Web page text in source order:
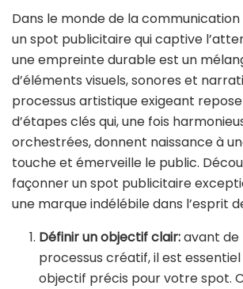
Dans le monde de la
un spot publicitaire qui captive
une empreinte durable est un
d’éléments visuels, sonores et
processus artistique exigeant
d’étapes clés qui, une fois
orchestrées, donnent naissance à
touche et émerveille le public.
façonner un spot publicitaire
une marque indélébile dans l’esprit
Définir un objectif clair:avant de
processus créatif, il est
objectif précis pour votre spot.